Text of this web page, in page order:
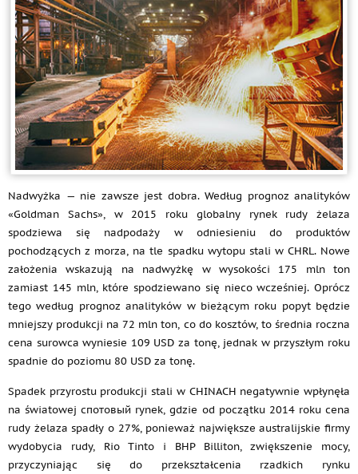
Nadwyżka — nie zawsze jest dobra. Według prognoz analityków
«Goldman Sachs», w 2015 roku globalny rynek rudy żelaza
spodziewa się nadpodaży w odniesieniu do produktów
pochodzących z morza, na tle spadku wytopu stali w CHRL. Nowe
założenia wskazują na nadwyżkę w wysokości 175 mln ton
zamiast 145 mln, które spodziewano się nieco wcześniej. Oprócz
tego według prognoz analityków w bieżącym roku popyt będzie
mniejszy produkcji na 72 mln ton, co do kosztów, to średnia roczna
cena surowca wyniesie 109 USD za tonę, jednak w przyszłym roku
spadnie do poziomu 80 USD za tonę.
Spadek przyrostu produkcji stali w CHINACH negatywnie wpłynęła
na światowej спотовый rynek, gdzie od początku 2014 roku cena
rudy żelaza spadły o 27%, ponieważ największe australijskie firmy
wydobycia rudy, Rio Tinto i BHP Billiton, zwiększenie mocy,
przyczyniając się do przekształcenia rzadkich rynku